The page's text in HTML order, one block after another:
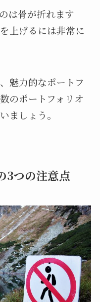
は骨が折れます
上げるには非常に
魅力的なポートフ
のポートフォリオ
ましょう。
3つの注意点